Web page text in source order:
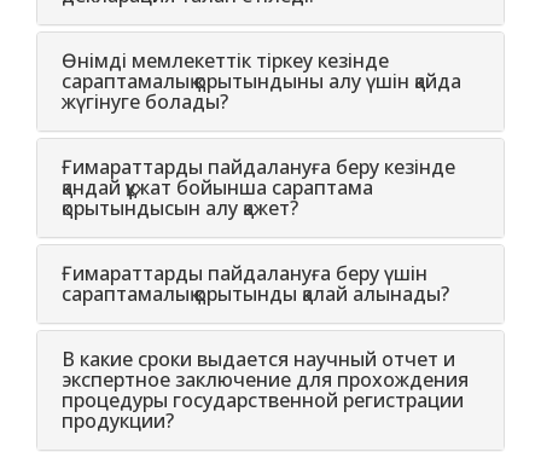
Өнімді мемлекеттік тіркеу кезінде
сараптамалық қорытындыны алу үшін қайда
жүгінуге болады?
Ғимараттарды пайдалануға беру кезінде
қандай құжат бойынша сараптама
қорытындысын алу қажет?
Ғимараттарды пайдалануға беру үшін
сараптамалық қорытынды қалай алынады?
В какие сроки выдается научный отчет и
экспертное заключение для прохождения
процедуры государственной регистрации
продукции?